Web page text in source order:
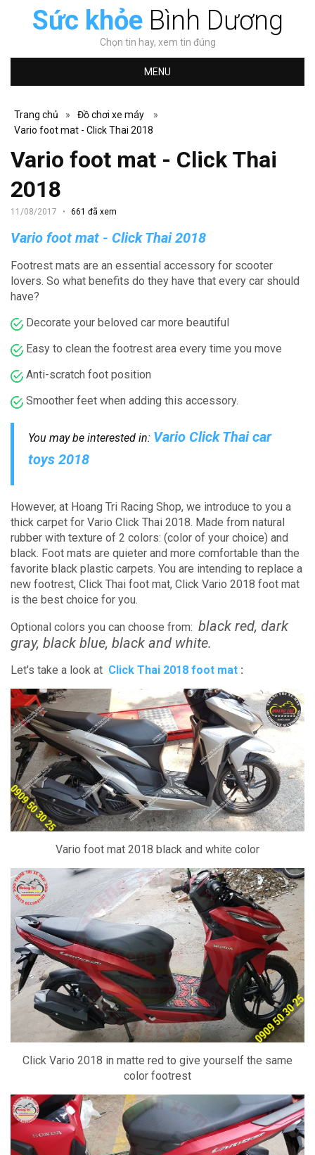
Sức khỏeBình Dương
Chọn tin hay, xem tin đúng
MENU
Trang chủ » Đồ chơi xe máy
»
Vario foot mat - Click Thai 2018
Vario foot mat - Click Thai
2018
11/08/2017 661 đã xem
Vario foot mat - Click Thai 2018
Footrest mats are an essential accessory for scooter
lovers. So what benefits do they have that every car should
have?
Decorate your beloved car more beautiful
Easy to clean the footrest area every time you move
Anti-scratch foot position
Smoother feet when adding this accessory.
You may be interested in: Vario Click Thai car
toys 2018
However, at Hoang Tri Racing Shop, we introduce to you a
thick carpet for Vario Click Thai 2018. Made from natural
rubber with texture of 2 colors: (color of your choice) and
black. Foot mats are quieter and more comfortable than the
favorite black plastic carpets. You are intending to replace a
new footrest, Click Thai foot mat, Click Vario 2018 foot mat
is the best choice for you.
Optional colors you can choose from: black red, dark
gray, black blue, black and white.
Let's take a look at Click Thai 2018 foot mat :
Vario foot mat 2018 black and white color
Click Vario 2018 in matte red to give yourself the same
color footrest